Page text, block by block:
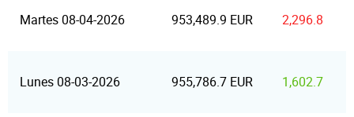
Martes 08-04-2026 953,489.9 EUR 2,296.8
Lunes 08-03-2026 955,786.7 EUR 1,602.7